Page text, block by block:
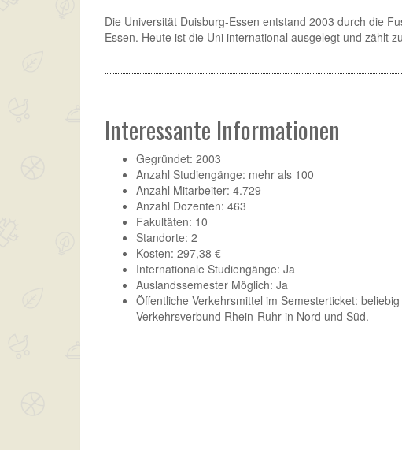
Die Universität Duisburg-Essen entstand 2003 durch die
Essen. Heute ist die Uni international ausgelegt und zählt
Interessante Informationen
Gegründet: 2003
Anzahl Studiengänge: mehr als 100
Anzahl Mitarbeiter: 4.729
Anzahl Dozenten: 463
Fakultäten: 10
Standorte: 2
Kosten: 297,38 €
Internationale Studiengänge: Ja
Auslandssemester Möglich: Ja
Öffentliche Verkehrsmittel im Semesterticket:
Verkehrsverbund Rhein-Ruhr in Nord und Süd.